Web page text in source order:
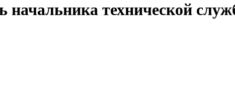
начальника технической